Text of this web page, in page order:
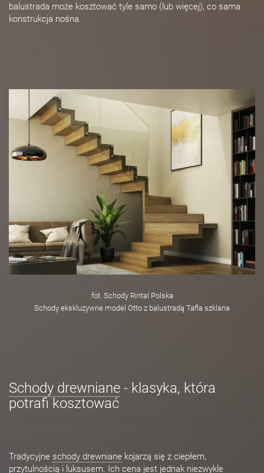
balustrada może kosztować tyle samo (lub więcej), co sama
konstrukcja nośna.
fot. Schody Rintal Polska
Schody ekskluzywne model Otto z balustradą Tafla szklana
Schody drewniane - klasyka, która
potrafi kosztować
Tradycyjne schody drewniane kojarzą się z ciepłem,
przytulnością i luksusem. Ich cena jest jednak niezwykle